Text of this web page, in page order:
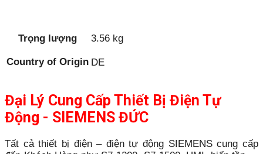
Trọng lượng 3.56 kg
Country of Origin DE
Đại Lý Cung Cấp Thiết Bị Điện Tự
Động - SIEMENS ĐỨC
Tất cả thiết bị điện – điện tự động SIEMENS cung cấp